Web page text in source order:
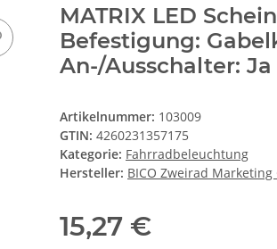
MATRIX LED
Befestigung:
An-/Ausschalter: Ja
Artikelnummer: 103009
GTIN: 4260231357175
Kategorie: Fahrradbeleuchtung
Hersteller: BICO Zweirad Marketing
15,27 €